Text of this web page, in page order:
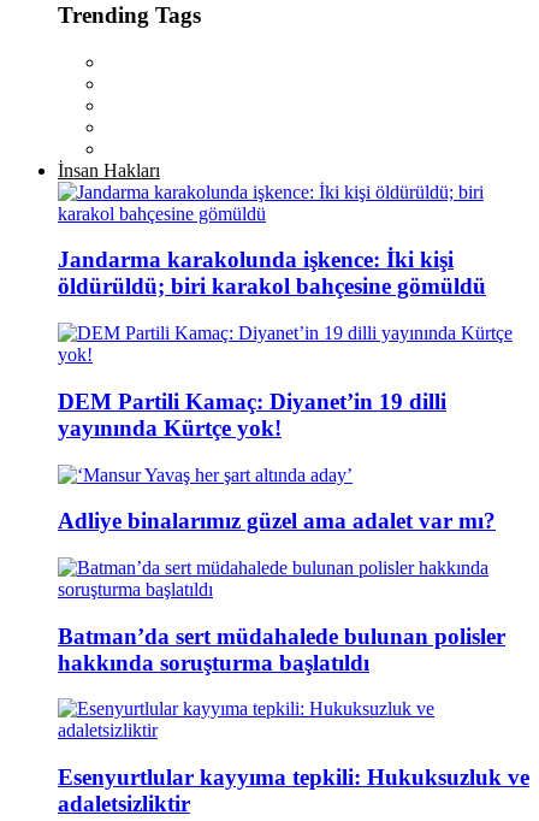
Trending Tags
İnsan Hakları
Jandarma karakolunda işkence: İki kişi
öldürüldü; biri karakol bahçesine gömüldü
DEM Partili Kamaç: Diyanet’in 19 dilli
yayınında Kürtçe yok!
Adliye binalarımız güzel ama adalet var mı?
Batman’da sert müdahalede bulunan polisler
hakkında soruşturma başlatıldı
Esenyurtlular kayyıma tepkili: Hukuksuzluk ve
adaletsizliktir